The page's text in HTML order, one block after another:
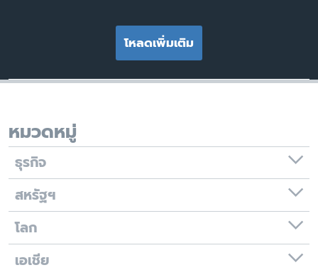
โหลดเพิ่มเติม
หมวดหมู่
ธุรกิจ
สหรัฐฯ
โลก
เอเชีย